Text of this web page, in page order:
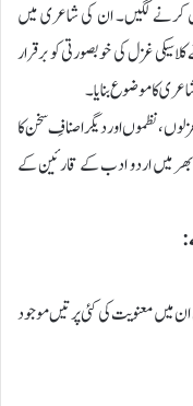
کرنے لگیں۔ ان کی شاعری میں
غزل کی خوبصورتی کو برقرار
کا موضوع بنایا۔
نظموں اور دیگر اصنافِ سخن کا
بھر میں اردو ادب کے قارئین کے
میں معنویت کی کئی پرتیں موجود